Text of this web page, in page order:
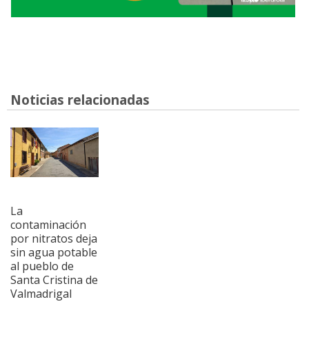
Noticias relacionadas
La
contaminación
por nitratos deja
sin agua potable
al pueblo de
Santa Cristina de
Valmadrigal